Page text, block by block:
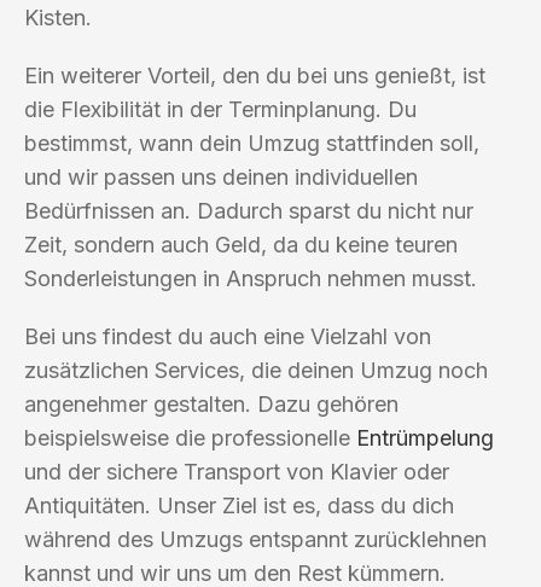
Kisten.
Ein weiterer Vorteil, den du bei uns genießt, ist
die Flexibilität in der Terminplanung. Du
bestimmst, wann dein Umzug stattfinden soll,
und wir passen uns deinen individuellen
Bedürfnissen an. Dadurch sparst du nicht nur
Zeit, sondern auch Geld, da du keine teuren
Sonderleistungen in Anspruch nehmen musst.
Bei uns findest du auch eine Vielzahl von
zusätzlichen Services, die deinen Umzug noch
angenehmer gestalten. Dazu gehören
beispielsweise die professionelle Entrümpelung
und der sichere Transport von Klavier oder
Antiquitäten. Unser Ziel ist es, dass du dich
während des Umzugs entspannt zurücklehnen
kannst und wir uns um den Rest kümmern.